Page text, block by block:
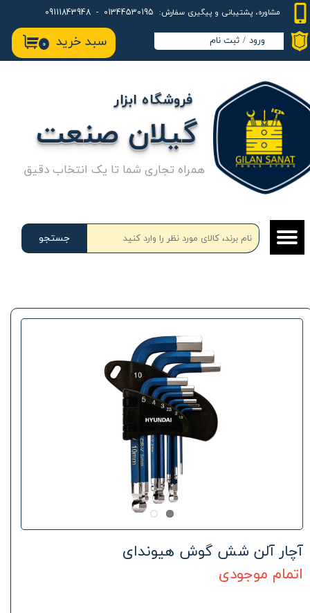
مشاوره، پشتیبانی و پیگیری سفارش:
۰ سبد خرید ورود / ثبت نام
حساب کاربری من
تغییر گذر واژه
سفارشات
خروج از حساب کاربری
جستجو
گیلان صنعت
فروشگاه ابزار
همراه تجاری شما تا یک انتخاب دقیق
آچار آلن شش گوش هیوندای
اتمام موجودی